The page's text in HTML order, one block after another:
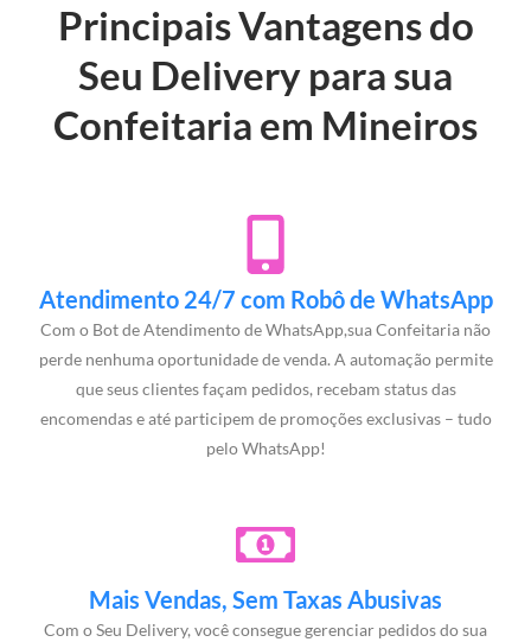
Principais Vantagens do
Seu Delivery para sua
Confeitaria em Mineiros
Atendimento 24/7 com Robô de WhatsApp
Com o Bot de Atendimento de WhatsApp,sua Confeitaria não
perde nenhuma oportunidade de venda. A automação permite
que seus clientes façam pedidos, recebam status das
encomendas e até participem de promoções exclusivas – tudo
pelo WhatsApp!
Mais Vendas, Sem Taxas Abusivas
Com o Seu Delivery, você consegue gerenciar pedidos do sua